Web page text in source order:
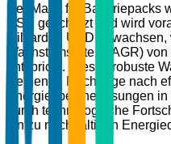
Der Markt für
USD geschätzt und wird
Milliarden USD
Wachstumsrate (CAGR)
entspricht. Dieses robuste
steigende Nachfrage nach
Energiespeicherlösungen
durch technologische
hin zu nachhaltigen